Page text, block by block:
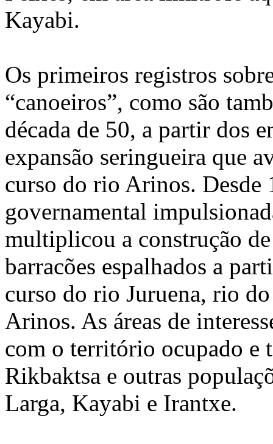
Kayabi.
Os primeiros registros
“canoeiros”, como são
década de 50, a partir dos
expansão seringueira que
curso do rio Arinos. Desde
governamental
multiplicou a construção
barracões espalhados a
curso do rio Juruena, rio
Arinos. As áreas de
com o território ocupado e
Rikbaktsa e outras
Larga, Kayabi e Irantxe.